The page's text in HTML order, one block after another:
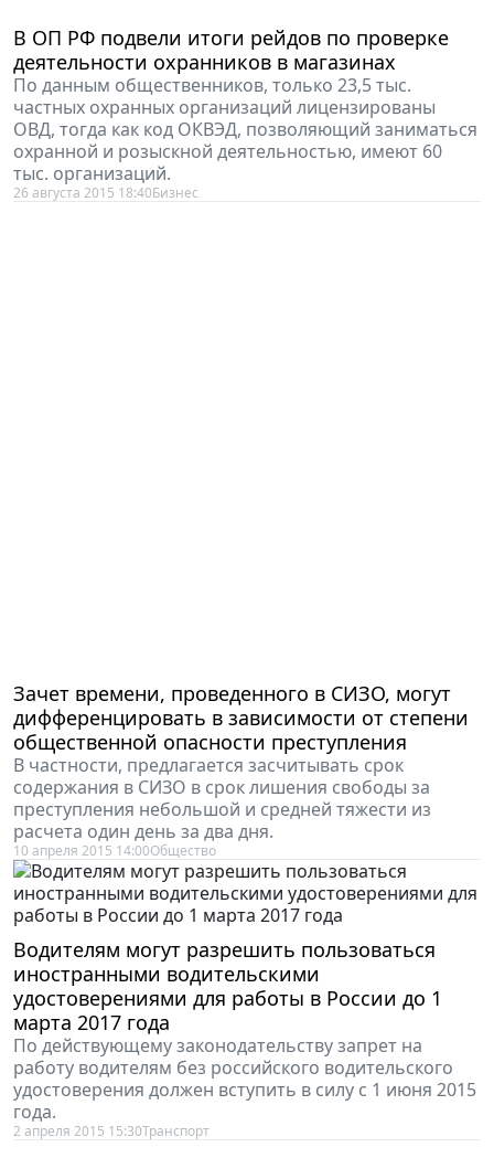
В ОП РФ подвели итоги рейдов по проверке
деятельности охранников в магазинах
По данным общественников, только 23,5 тыс.
частных охранных организаций лицензированы
ОВД, тогда как код ОКВЭД, позволяющий заниматься
охранной и розыскной деятельностью, имеют 60
тыс. организаций.
26 августа 2015 18:40Бизнес
Зачет времени, проведенного в СИЗО, могут
дифференцировать в зависимости от степени
общественной опасности преступления
В частности, предлагается засчитывать срок
содержания в СИЗО в срок лишения свободы за
преступления небольшой и средней тяжести из
расчета один день за два дня.
10 апреля 2015 14:00Общество
Водителям могут разрешить пользоваться
иностранными водительскими
удостоверениями для работы в России до 1
марта 2017 года
По действующему законодательству запрет на
работу водителям без российского водительского
удостоверения должен вступить в силу с 1 июня 2015
года.
2 апреля 2015 15:30Транспорт